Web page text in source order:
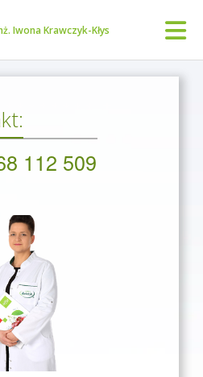
Iwona Krawczyk-Kłys
112 509